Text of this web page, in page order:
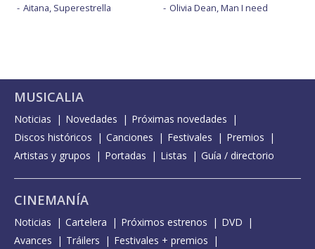
Aitana, Superestrella Olivia Dean, Man I need
MUSICALIA
Noticias Novedades
Próximas novedades
Discos históricos
Canciones Festivales
Premios
Artistas y grupos
Portadas Listas Guía / directorio
CINEMANÍA
Noticias Cartelera Próximos estrenos
DVD
Avances
Tráilers Festivales + premios